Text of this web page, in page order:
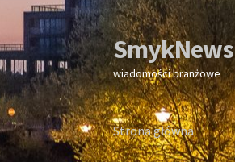
Przejdź
do
nawigacji
Przejdź
do
treści
SmykNews
wiadomości branżowe
Strona główna